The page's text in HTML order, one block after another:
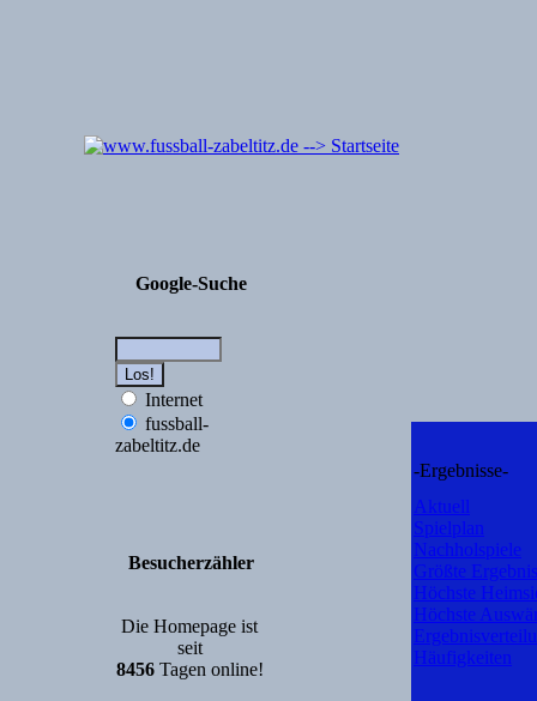
Google-Suche
Internet
fussball-
zabeltitz.de
Besucherzähler
Die Homepage ist
seit
8456Tagen online!
-Ergebnisse-
Aktuell
Spielplan
Nachholspiele
Größte
Höchste
Höchste
Häufigkeiten